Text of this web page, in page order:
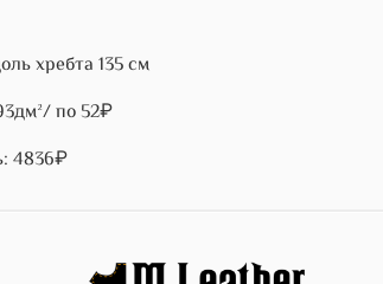
хребта 135 см
по 52₽
4836₽